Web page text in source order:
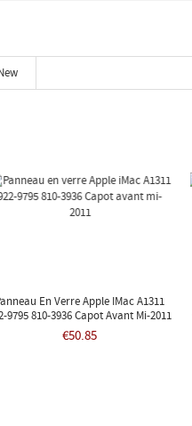
En Verre Apple IMac A1311
9795 810-3936 Capot Avant Mi-2011
€50.85